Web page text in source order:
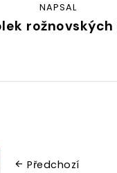
NAPSAL
rožnovských
Předchozí